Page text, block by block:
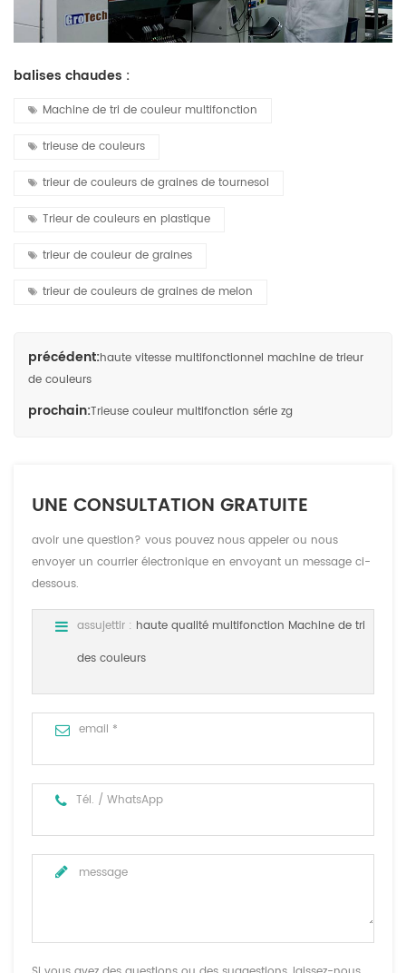
balises chaudes :
Machine de tri de couleur multifonction
trieuse de couleurs
trieur de couleurs de graines de tournesol
Trieur de couleurs en plastique
trieur de couleur de graines
trieur de couleurs de graines de melon
précédent:haute vitesse multifonctionnel machine de trieur
de couleurs
prochain:Trieuse couleur multifonction série zg
UNE CONSULTATION GRATUITE
avoir une question? vous pouvez nous appeler ou nous
envoyer un courrier électronique en envoyant un message ci-
dessous.
assujettir : haute qualité multifonction Machine de tri
des couleurs